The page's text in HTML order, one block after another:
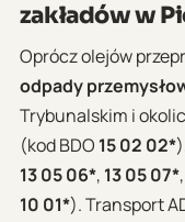
zakładów w
Oprócz olejów
odpady
Trybunalskim i
(kod BDO 15 02 02*
13 05 06*, 13 05 07*,
10 01*). Transport